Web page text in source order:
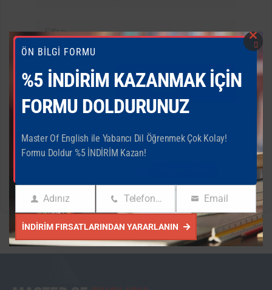
Keep me
signed in
Parolanızı mı
unuttunuz?
Sign In
ÖN BİLGİ FORMU
%5 İNDİRİM KAZANMAK İÇİN
FORMU DOLDURUNUZ
Master Of English ile Yabancı Dil Öğrenmek Çok Kolay!
Formu Doldur %5 İNDİRİM Kazan!
Adınız
Adınız
Phone
Number
Telefon Numaranız
Email
Email
İNDIRIM FIRSATLARINDAN YARARLANIN